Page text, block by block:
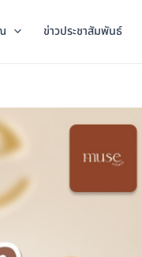
ข่าวประชาสัมพันธ์